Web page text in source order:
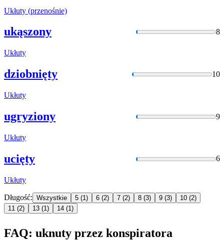
Ukłuty (przenośnie)
ukąszony 8
Ukłuty
dziobnięty 10
Ukłuty
ugryziony 9
Ukłuty
ucięty 6
Ukłuty
Długość: Wszystkie 5 (1) 6 (2) 7 (2) 8 (3) 9 (3) 10 (2)
11 (2) 13 (1) 14 (1)
FAQ: uknuty przez konspiratora